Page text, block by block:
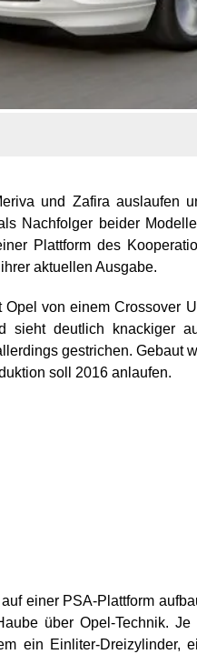
und Zafira auslaufen
Nachfolger beider
Plattform des
aktuellen Ausgabe.
Opel von einem Crossover
sieht deutlich knackiger
gestrichen. Gebaut
soll 2016 anlaufen.
einer PSA-Plattform
über Opel-Technik.
ein Einliter-Dreizylinder,